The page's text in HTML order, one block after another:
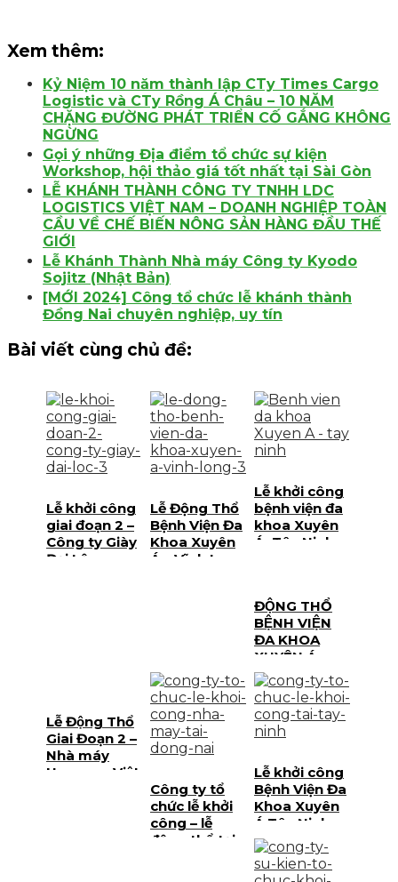
Xem thêm:
Kỷ Niệm 10 năm thành lập CTy Times Cargo
Logistic và CTy Rồng Á Châu – 10 NĂM
CHẶNG ĐƯỜNG PHÁT TRIỂN CỐ GẮNG KHÔNG
NGỪNG
Gọi ý những Địa điểm tổ chức sự kiện
Workshop, hội thảo giá tốt nhất tại Sài Gòn
LỄ KHÁNH THÀNH CÔNG TY TNHH LDC
LOGISTICS VIỆT NAM – DOANH NGHIỆP TOÀN
CẦU VỀ CHẾ BIẾN NÔNG SẢN HÀNG ĐẦU THẾ
GIỚI
Lễ Khánh Thành Nhà máy Công ty Kyodo
Sojitz (Nhật Bản)
[MỚI 2024] Công tổ chức lễ khánh thành
Đồng Nai chuyên nghiệp, uy tín
Bài viết cùng chủ đề:
Lễ khởi công
giai đoạn 2 –
Công ty Giày
Đại Lộc –
Lễ Động Thổ
Bệnh Viện Đa
Khoa Xuyên
Á – Vĩnh Long
Lễ khởi công
bệnh viện đa
khoa Xuyên
Á -Tây Ninh
ĐỘNG THỔ
BỆNH VIỆN
ĐA KHOA
XUYÊN Á
ĐỨC HÒA –
LONG AN
Lễ Động Thổ
Giai Đoạn 2 –
Nhà máy
Huayuan Việt
Công ty tổ
chức lễ khởi
công – lễ
động thổ tại
Lễ khởi công
Bệnh Viện Đa
Khoa Xuyên
Á Tây Ninh